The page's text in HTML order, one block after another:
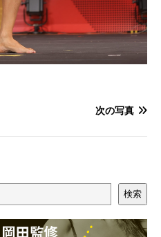
次の写真
検索